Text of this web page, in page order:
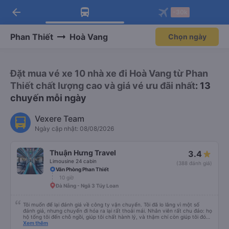
Tải app Vexere ngay!
Nhận ưu đãi thành viên độc
Mở app
Tải app Vexere
-30k/ghế khi đặt vé máy bay qua
Mở app
arrow_back
Phan Thiết Hoà Vang Chọn ngày
Đặt mua vé xe 10 nhà xe đi Hoà Vang từ Phan
Thiết chất lượng cao và giá vé ưu đãi nhất: 13
chuyến mỗi ngày
Vexere Team
Ngày cập nhật: 08/08/2026
Thuận Hưng Travel
Limousine 24 cabin
3.4
(388 đánh giá)
Văn Phòng Phan Thiết
10 giờ
Đà Nẵng - Ngã 3 Túy Loan
Tôi muốn để lại đánh giá về công ty vận chuyển. Tôi đã lo lắng vì một số
đánh giá, nhưng chuyến đi hóa ra lại rất thoải mái. Nhân viên rất chu đáo: họ
hộ tống tôi đến chỗ ngồi, giúp tôi chất hành lý, và thậm chí còn giúp tôi đóng
gói giày. Điểm trừ duy nhất là xe buýt đến sớm hơn một tiếng so với giờ khởi
Xem thêm